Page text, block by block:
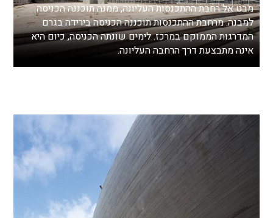
מבט אל רחבת ההתכנסות העליונה, ממנה תוכננה הכניסה
למבנה. מרחבת ההתכנסות תוכננה הכניסה בירידה בגרם
המדרגות הממוקם במרכז. לימים שונתה הכניסה, כיום היא
אינה מתבצעת דרך הרחבה העליונה.